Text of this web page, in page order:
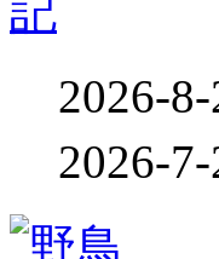
2026-8-
2026-7-